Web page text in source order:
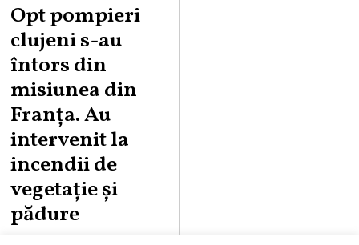
Opt pompieri
clujeni s-au
întors din
misiunea din
Franța. Au
intervenit la
incendii de
vegetație și
pădure